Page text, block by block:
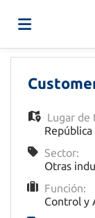
Lista
ofertas
Subir
Lugar de
República
Sector:
Otras
Función:
Control y